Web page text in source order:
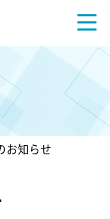
お知らせ